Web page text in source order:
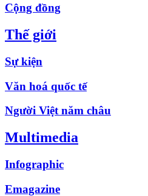
Cộng đồng
Thế giới
Sự kiện
Văn hoá quốc tế
Người Việt năm châu
Multimedia
Infographic
Emagazine